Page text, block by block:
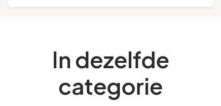
In dezelfde
categorie